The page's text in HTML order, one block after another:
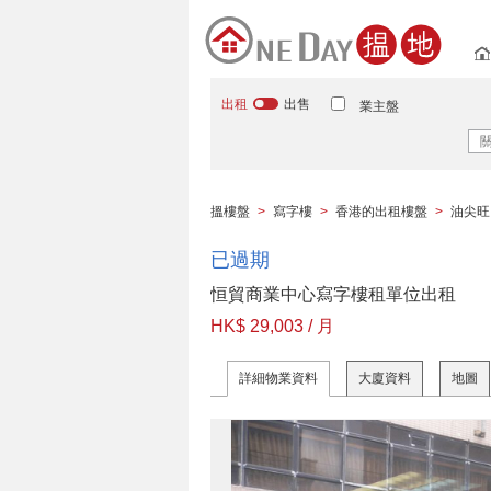
出租 出售 業主盤
搵樓盤 > 寫字樓 > 香港的出租樓盤 > 油尖旺
已過期
恒貿商業中心寫字樓租單位出租
HK$ 29,003 / 月
詳細物業資料 大廈資料 地圖